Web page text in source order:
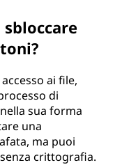
ai file,
di
sua forma
una
ma puoi
crittografia.